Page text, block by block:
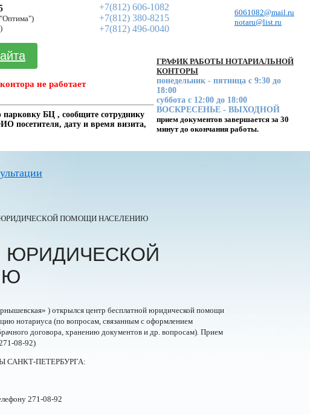
+7(812) 606-1082
+7(812) 380-8215
+7(812) 496-0040
6061082@mail.ru
notaru@list.ru
не работает
парковку БЦ , сообщите сотруднику
посетителя, дату и время визита,
ГРАФИК РАБОТЫ НОТАРИАЛЬНОЙ
КОНТОРЫ
понедельник - пятница с 9:30 до
18:00
суббота с 12:00 до 18:00
ВОСКРЕСЕНЬЕ - ВЫХОДНОЙ
прием документов завершается за 30
минут до окончания работы.
ЮРИДИЧЕСКОЙ ПОМОЩИ НАСЕЛЕНИЮ
ЮРИДИЧЕСКОЙ
) открылся центр бесплатной юридической помощи
нотариуса (по вопросам, связанным с оформлением
договора, хранению документов и др. вопросам). Прием
08-92)
САНКТ-ПЕТЕРБУРГА:
271-08-92